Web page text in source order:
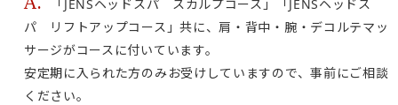
「JENSヘッドスパ スカルプコース」「JENSヘッドス
パ リフトアップコース」共に、肩・背中・腕・デコルテマッ
サージがコースに付いています。
安定期に入られた方のみお受けしていますので、事前にご相談
ください。